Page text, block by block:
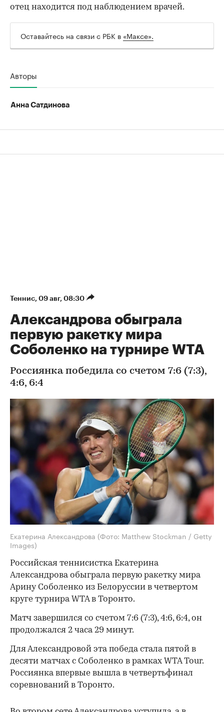
отец находится под наблюдением врачей.
Оставайтесь на связи с РБК в «Максе».
Авторы
Анна Сатдинова
Теннис 09 авг, 08:30
Александрова обыграла
первую ракетку мира
Соболенко на турнире WTA
Россиянка победила со счетом 7:6 (7:3),
4:6, 6:4
Екатерина Александрова (Фото: Matthew Stockman / Getty
Images)
Российская теннисистка Екатерина
Александрова обыграла первую ракетку мира
Арину Соболенко из Белоруссии в четвертом
круге турнира WTA в Торонто.
Матч завершился со счетом 7:6 (7:3), 4:6, 6:4, он
продолжался 2 часа 29 минут.
Для Александровой эта победа стала пятой в
десяти матчах с Соболенко в рамках WTA Tour.
Россиянка впервые вышла в четвертьфинал
соревнований в Торонто.